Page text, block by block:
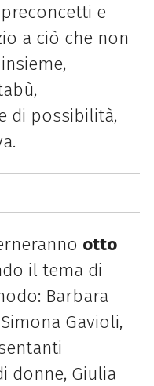
e
a ciò che non
di possibilità,
otto
il tema di
Barbara
Gavioli,
donne, Giulia